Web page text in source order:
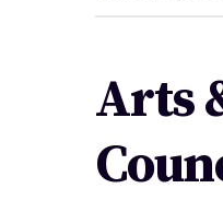
Arts